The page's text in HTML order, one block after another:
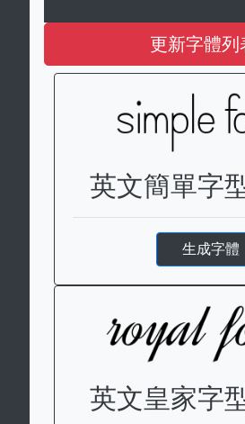
更新字體列
英文簡單字
生成字
英文皇家字